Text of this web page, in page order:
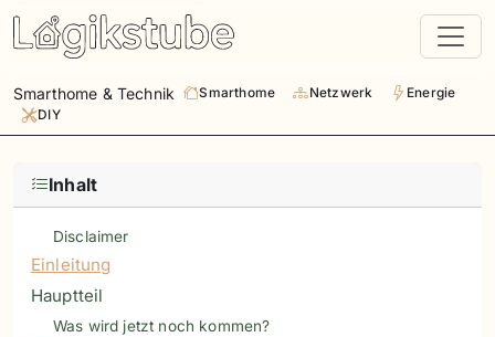
Smarthome & Technik Smarthome Netzwerk
Energie
DIY
Inhalt
Disclaimer
Einleitung
Hauptteil
Was wird jetzt noch kommen?